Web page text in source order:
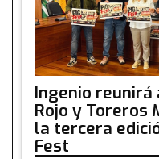
Ingenio reunirá
Rojo y Toreros
la tercera
Fest